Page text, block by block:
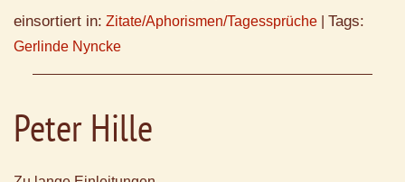
einsortiert in: Zitate/Aphorismen/Tagessprüche Tags:
Gerlinde Nyncke
Peter Hille